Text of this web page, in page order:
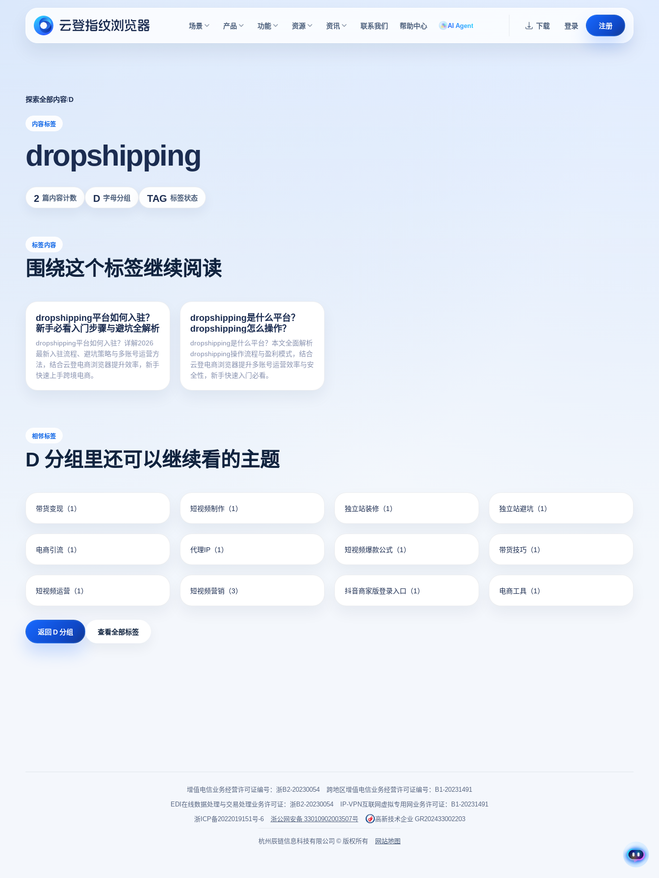
场景 产品 功能 资源 资讯 联系我们 帮助中心 AI Agent 下载 登录 注册
探索全部内容/D
内容标签
dropshipping
2 篇内容计数 D 字母分组 TAG 标签状态
标签内容
围绕这个标签继续阅读
dropshipping平台如何入驻？
新手必看入门步骤与避坑全解析
dropshipping平台如何入驻？详解2026
最新入驻流程、避坑策略与多账号运营方
法，结合云登电商浏览器提升效率，新手
快速上手跨境电商。
dropshipping是什么平台？
dropshipping怎么操作？
dropshipping是什么平台？本文全面解析
dropshipping操作流程与盈利模式，结合
云登电商浏览器提升多账号运营效率与安
全性，新手快速入门必看。
相邻标签
D 分组里还可以继续看的主题
带货变现 （1） 短视频制作 （1） 独立站装修 （1） 独立站避坑 （1）
电商引流 （1） 代理IP （1） 短视频爆款公式 （1） 带货技巧 （1）
短视频运营 （1） 短视频营销 （3） 抖音商家版登录入口 （1） 电商工具 （1）
返回 D 分组 查看全部标签
增值电信业务经营许可证编号：浙B2-20230054
跨地区增值电信业务经营许可证编号：B1-20231491
EDI在线数据处理与交易处理业务许可证：浙B2-20230054
IP-VPN互联网虚拟专用网业务许可证：B1-20231491
浙ICP备2022019151号-6
浙公网安备 33010902003507号 高新技术企业 GR202433002203
杭州辰链信息科技有限公司 © 版权所有 网站地图